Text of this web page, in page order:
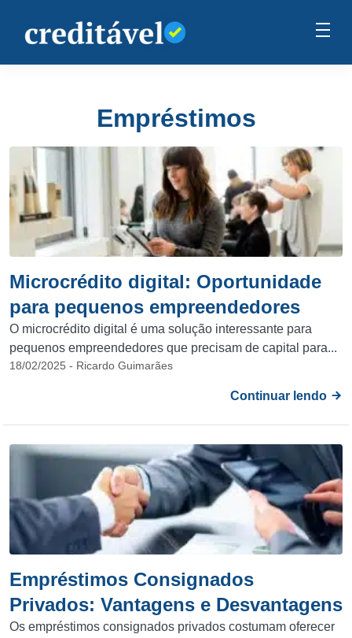
Empréstimos
Microcrédito digital: Oportunidade
para pequenos empreendedores
O microcrédito digital é uma solução interessante para
pequenos empreendedores que precisam de capital para...
18/02/2025 - Ricardo Guimarães
Continuar lendo
Empréstimos Consignados
Privados: Vantagens e Desvantagens
Os empréstimos consignados privados costumam oferecer